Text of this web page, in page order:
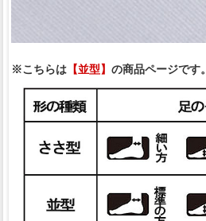
※こちらは 【並型】 の商品ページです。